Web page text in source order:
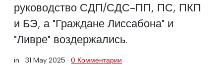
руководство СДП/СДС-ПП, ПС, ПКП
и БЭ, а "Граждане Лиссабона" и
"Ливре" воздержались.
in · 31 May 2025 · 0 Комментарии